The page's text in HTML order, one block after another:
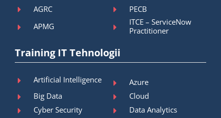
AGRC
PECB
APMG
ITCE – ServiceNow
Practitioner
Training IT Tehnologii
Artificial Intelligence
Azure
Big Data
Cloud
Cyber Security
Data Analytics